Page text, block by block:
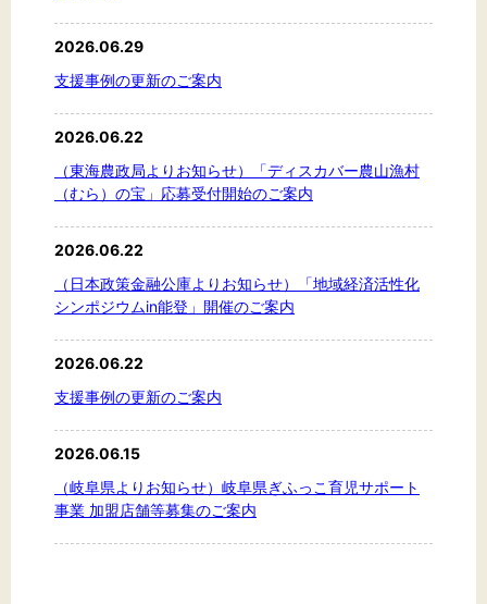
2026.06.29
支援事例の更新のご案内
2026.06.22
（東海農政局よりお知らせ）「ディスカバー農山漁村
（むら）の宝」応募受付開始のご案内
2026.06.22
（日本政策金融公庫よりお知らせ）「地域経済活性化
シンポジウムin能登」開催のご案内
2026.06.22
支援事例の更新のご案内
2026.06.15
（岐阜県よりお知らせ）岐阜県ぎふっこ育児サポート
事業 加盟店舗等募集のご案内